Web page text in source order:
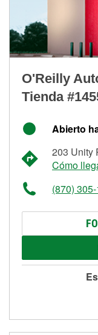
O'Reilly
Tienda
Abierto
203 Unity
Cómo
(870)